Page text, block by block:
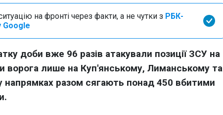
на фронті через факти, а не чутки з РБК-
Google
доби вже 96 разів атакували позиції ЗСУ на
ворога лише на Куп'янському, Лиманському та
напрямках разом сягають понад 450 вбитими